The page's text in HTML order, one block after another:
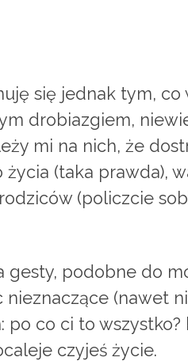
się jednak tym,
drobiazgiem,
mi na nich, że
życia (taka prawda),
(policzcie
gesty, podobne do
nieznaczące (nawet
po co ci to
czyjeś życie.